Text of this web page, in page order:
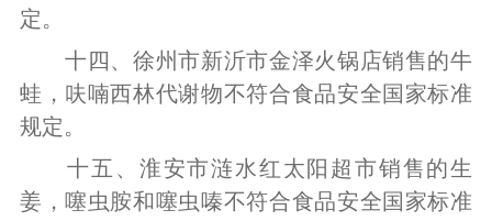
定。
十四、徐州市新沂市金泽火锅店销售的牛
蛙，呋喃西林代谢物不符合食品安全国家标准
规定。
十五、淮安市涟水红太阳超市销售的生
姜，噻虫胺和噻虫嗪不符合食品安全国家标准